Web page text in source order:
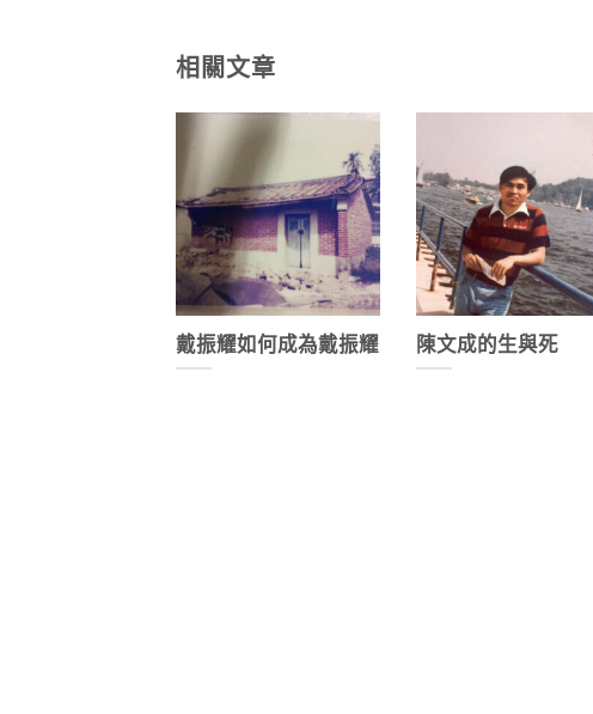
相關文章
戴振耀如何成為戴振耀 陳文成的生與死